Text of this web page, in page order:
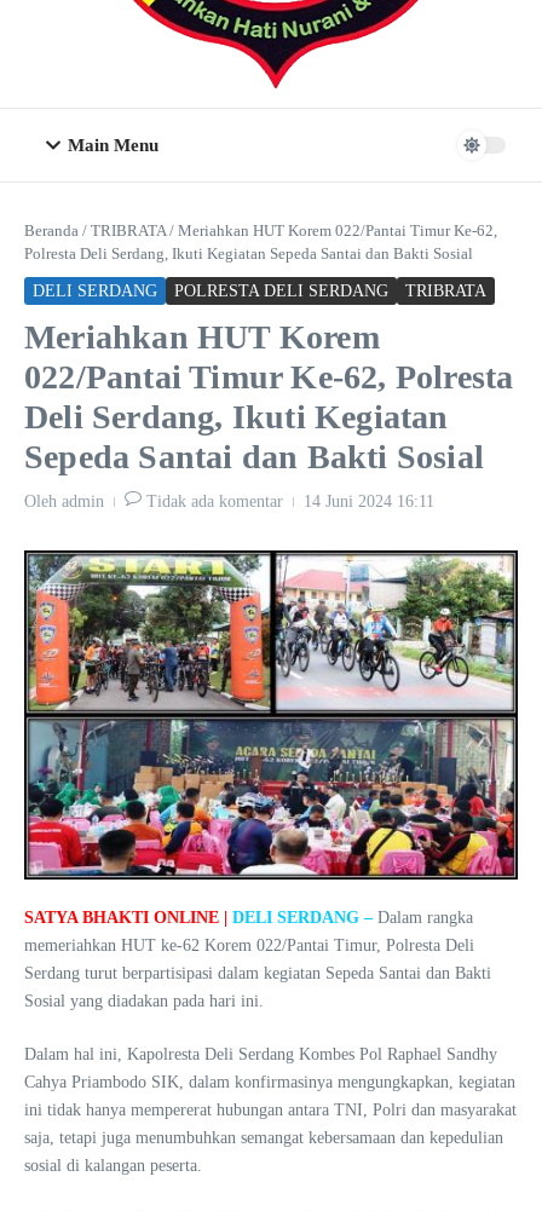
Main Menu
Beranda / TRIBRATA/ Meriahkan HUT Korem 022/Pantai Timur Ke-62,
Polresta Deli Serdang, Ikuti Kegiatan Sepeda Santai dan Bakti Sosial
DELI SERDANG POLRESTA DELI SERDANG TRIBRATA
Meriahkan HUT Korem
022/Pantai Timur Ke-62, Polresta
Deli Serdang, Ikuti Kegiatan
Sepeda Santai dan Bakti Sosial
Oleh admin Tidak ada komentar 14 Juni 2024 16:11
SATYA BHAKTI ONLINE | DELI SERDANG – Dalam rangka
memeriahkan HUT ke-62 Korem 022/Pantai Timur, Polresta Deli
Serdang turut berpartisipasi dalam kegiatan Sepeda Santai dan Bakti
Sosial yang diadakan pada hari ini.
Dalam hal ini, Kapolresta Deli Serdang Kombes Pol Raphael Sandhy
Cahya Priambodo SIK, dalam konfirmasinya mengungkapkan, kegiatan
ini tidak hanya mempererat hubungan antara TNI, Polri dan masyarakat
saja, tetapi juga menumbuhkan semangat kebersamaan dan kepedulian
sosial di kalangan peserta.